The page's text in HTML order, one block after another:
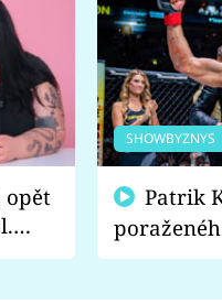
opět
a
SHOWBYZNYS
fanoušci